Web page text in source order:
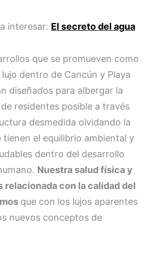
interesar: El secreto del agua
que se promueven como
dentro de Cancún y Playa
diseñados para albergar la
residentes posible a través
desmedida olvidando la
el equilibrio ambiental y
dentro del desarrollo
Nuestra salud física y
relacionada con la calidad del
que con los lujos aparentes
nuevos conceptos de